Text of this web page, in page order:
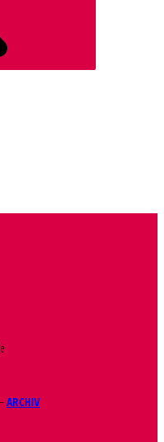
ARCHIV